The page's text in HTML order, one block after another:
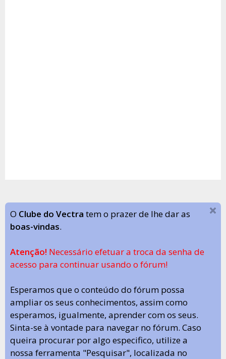
O Clube do Vectra tem o prazer de lhe dar as
boas-vindas.
Atenção! Necessário efetuar a troca da senha de
acesso para continuar usando o fórum!
Esperamos que o conteúdo do fórum possa
ampliar os seus conhecimentos, assim como
esperamos, igualmente, aprender com os seus.
Sinta-se à vontade para navegar no fórum. Caso
queira procurar por algo especifico, utilize a
nossa ferramenta "Pesquisar", localizada no